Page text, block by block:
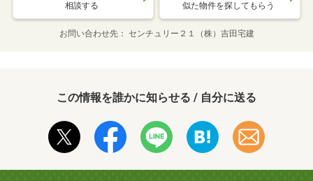
相談する 似た物件を探してもらう
お問い合わせ先 センチュリー２１（株）吉田宅建
この情報を誰かに知らせる / 自分に送る